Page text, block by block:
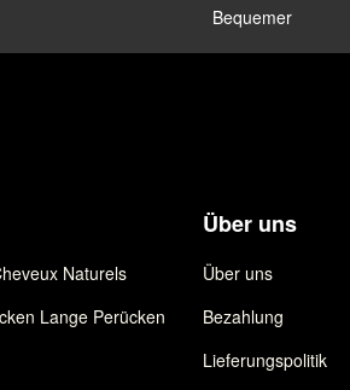
Bequemer
Naturels
Lange Perücken
Über uns
Über uns
Bezahlung
Lieferungspolitik